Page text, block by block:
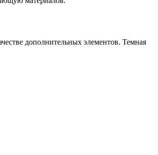
дополнительных элементов. Темная